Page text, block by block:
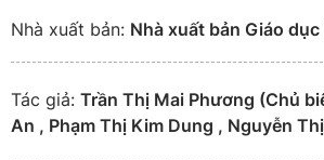
Nhà xuất bản: Nhà xuất bản Giáo
Tác giả: Trần Thị Mai Phương (Chủ
An , Phạm Thị Kim Dung , Nguyễn